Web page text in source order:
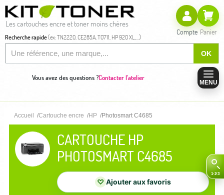
Les cartouches encre et toner moins chères
Recherche rapide(ex: TN2220, CE285A, T0711, HP 920 XL,...)
OK
Compte Panier
Vous avez des questions ?Contacter l'atelier
MENU
Accueil Cartouche encre HP Photosmart C4685
CARTOUCHE HP
PHOTOSMART C4685
♡ Ajouter aux favoris